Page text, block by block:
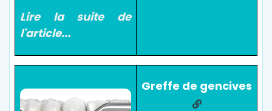
Lire la suite de
l'article...
Greffe de gencives